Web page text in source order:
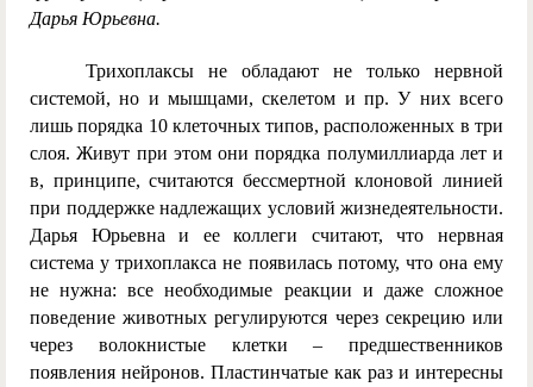
Дарья Юрьевна.
Трихоплаксы не обладают не только нервной
системой, но и мышцами, скелетом и пр. У них всего
лишь порядка 10 клеточных типов, расположенных в три
слоя. Живут при этом они порядка полумиллиарда лет и
в, принципе, считаются бессмертной клоновой линией
при поддержке надлежащих условий жизнедеятельности.
Дарья Юрьевна и ее коллеги считают, что нервная
система у трихоплакса не появилась потому, что она ему
не нужна: все необходимые реакции и даже сложное
поведение животных регулируются через секрецию или
через волокнистые клетки – предшественников
появления нейронов. Пластинчатые как раз и интересны